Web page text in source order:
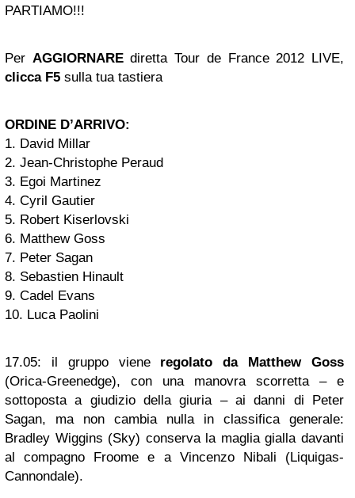
PARTIAMO!!!
Per AGGIORNAREdiretta Tour de France 2012 LIVE,
clicca F5 sulla tua tastiera
ORDINE D’ARRIVO:
1. David Millar
2. Jean-Christophe Peraud
3. Egoi Martinez
4. Cyril Gautier
5. Robert Kiserlovski
6. Matthew Goss
7. Peter Sagan
8. Sebastien Hinault
9. Cadel Evans
10. Luca Paolini
17.05: il gruppo viene regolato da Matthew Goss
(Orica-Greenedge), con una manovra scorretta – e
sottoposta a giudizio della giuria – ai danni di Peter
Sagan, ma non cambia nulla in classifica generale:
Bradley Wiggins (Sky) conserva la maglia gialla davanti
al compagno Froome e a Vincenzo Nibali (Liquigas-
Cannondale).